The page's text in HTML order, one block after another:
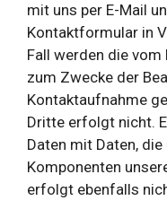
mit uns per E-Mail
Kontaktformular in
Fall werden die
zum Zwecke der
Kontaktaufnahme
Dritte erfolgt nicht.
Daten mit Daten,
Komponenten
erfolgt ebenfalls